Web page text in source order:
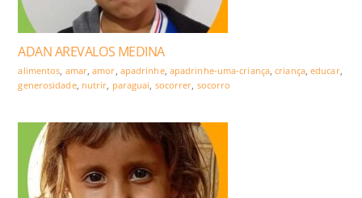
ADAN AREVALOS MEDINA
alimentos, amar,amor, apadrinhe, apadrinhe-uma-criança,criança,educar,
generosidade, nutrir, paraguai, socorrer, socorro